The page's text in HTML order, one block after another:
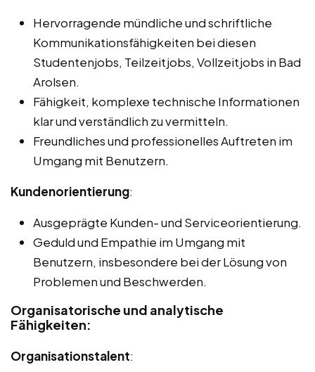
Hervorragende mündliche und schriftliche
Kommunikationsfähigkeiten bei diesen
Studentenjobs, Teilzeitjobs, Vollzeitjobs in Bad
Arolsen.
Fähigkeit, komplexe technische Informationen
klar und verständlich zu vermitteln.
Freundliches und professionelles Auftreten im
Umgang mit Benutzern.
Kundenorientierung:
Ausgeprägte Kunden- und Serviceorientierung.
Geduld und Empathie im Umgang mit
Benutzern, insbesondere bei der Lösung von
Problemen und Beschwerden.
Organisatorische und analytische
Fähigkeiten:
Organisationstalent: